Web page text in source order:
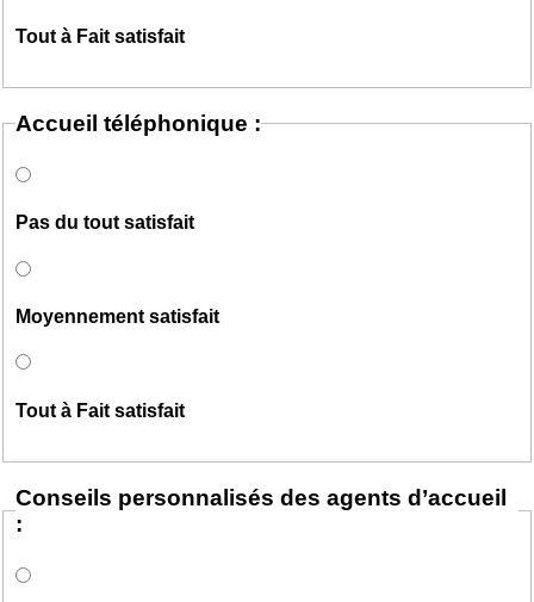
Tout à Fait satisfait
Accueil téléphonique :
Pas du tout satisfait
Moyennement satisfait
Tout à Fait satisfait
Conseils personnalisés des agents d’accueil
: